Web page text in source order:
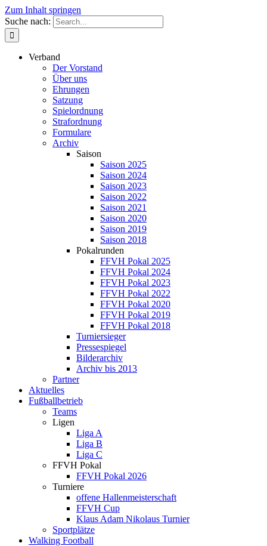
Zum Inhalt springen
Suche nach:
Verband
Der Vorstand
Über uns
Ehrungen
Satzung
Spielordnung
Strafordnung
Formulare
Archiv
Saison
Saison 2025
Saison 2024
Saison 2023
Saison 2022
Saison 2021
Saison 2020
Saison 2019
Saison 2018
Pokalrunden
FFVH Pokal 2025
FFVH Pokal 2024
FFVH Pokal 2023
FFVH Pokal 2022
FFVH Pokal 2020
FFVH Pokal 2019
FFVH Pokal 2018
Turniersieger
Pressespiegel
Bilderarchiv
Archiv bis 2013
Partner
Aktuelles
Fußballbetrieb
Teams
Ligen
Liga A
Liga B
Liga C
FFVH Pokal
FFVH Pokal 2026
Turniere
offene Hallenmeisterschaft
FFVH Cup
Klaus Adam Nikolaus Turnier
Sportplätze
Walking Football